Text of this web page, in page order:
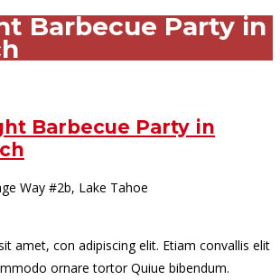
Barbecue Party in
Barbecue Party in
Way #2b, Lake Tahoe
amet, con adipiscing elit. Etiam convallis elit
ornare tortor Quiue bibendum.